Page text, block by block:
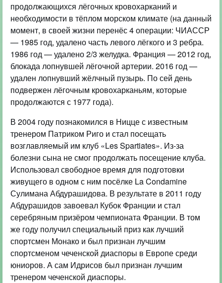
продолжающихся лёгочных кровохарканий и
необходимости в тёплом морском климате (на данный
момент, в своей жизни перенёс 4 операции: ЧИАССР
— 1985 год, удалено часть левого лёгкого и 3 ребра.
1986 год — удалено 2/3 желудка. Франция — 2012 год,
блокада лопнувшей лёгочной артерии. 2016 год —
удален лопнувший жёлчный пузырь. По сей день
подвержен лёгочным кровохарканьям, которые
продолжаются с 1977 года).
В 2004 году познакомился в Ницце с известным
тренером Патриком Риго и стал посещать
возглавляемый им клуб «Les Spartiates». Из-за
болезни сына не смог продолжать посещение клуба.
Использовал свободное время для подготовки
живущего в одном с ним посёлке La Condamine
Сулимана Абдурашидова. В результате в 2011 году
Абдурашидов завоевал Кубок Франции и стал
серебряным призёром чемпионата Франции. В том
же году получил специальный приз как лучший
спортсмен Монако и был признан лучшим
спортсменом чеченской диаспоры в Европе среди
юниоров. А сам Идрисов был признан лучшим
тренером чеченской диаспоры.